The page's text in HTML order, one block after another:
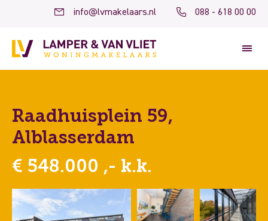
info@lvmakelaars.nl 088 - 618 00 00
Raadhuisplein 59,
Alblasserdam
€ 548.000 ,- k.k.